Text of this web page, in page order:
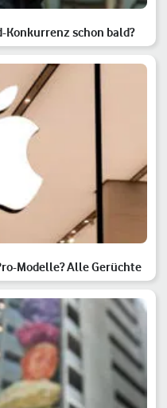
Konkurrenz schon bald?
Modelle? Alle Gerüchte